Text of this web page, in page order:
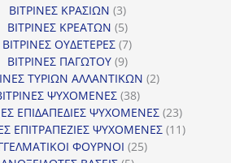
ΒΙΤΡΙΝΕΣ ΚΡΑΣΙΩΝ 33
προϊόντα
ΒΙΤΡΙΝΕΣ ΚΡΕΑΤΩΝ 55
προϊόντα
ΒΙΤΡΙΝΕΣ ΟΥΔΕΤΕΡΕΣ 77
ΒΙΤΡΙΝΕΣ ΠΑΓΩΤΟΥ 99
προϊόντα
ΤΥΡΙΩΝ ΑΛΛΑΝΤΙΚΩΝ 22
ΨΥΧΟΜΕΝΕΣ 3838
προϊόντα
ΕΠΙΔΑΠΕΔΙΕΣ ΨΥΧΟΜΕΝΕΣ 2323
προϊόντα
ΕΠΙΤΡΑΠΕΖΙΕΣ ΨΥΧΟΜΕΝΕΣ 1111
ΦΟΥΡΝΟΙ 2525